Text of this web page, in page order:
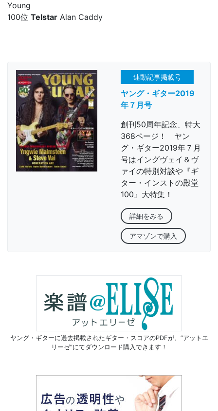
Young
100位 Telstar Alan Caddy
連動記事掲載号
ヤング・ギター2019
年７月号
創刊50周年記念、特大
368ページ！ ヤン
グ・ギター2019年７月
号はイングヴェイ＆ヴ
ァイの特別対談や『ギ
ター・インストの殿堂
100』大特集！
詳細をみる
アマゾンで購入
ヤング・ギターに過去掲載されたギター・スコアのPDFが、 “アットエ
リーゼ”にてダウンロード購入できます！